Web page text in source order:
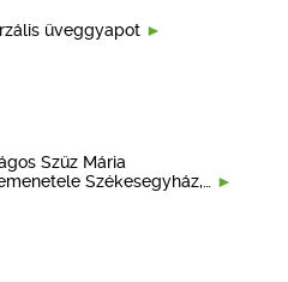
üveggyapot
Szűz Mária
Székesegyház,…